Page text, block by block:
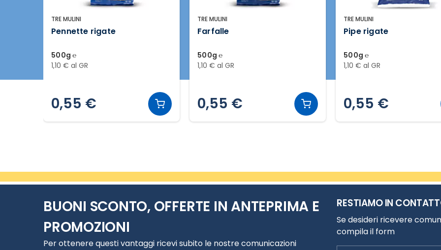
TRE MULINI
Pennette rigate
500g ℮
1,10 € al GR
0,55 €
TRE MULINI
Farfalle
500g ℮
1,10 € al GR
0,55 €
TRE MULINI
Pipe rigate
500g ℮
1,10 € al GR
0,55 €
BUONI SCONTO, OFFERTE IN ANTEPRIMA E
PROMOZIONI
Per ottenere questi vantaggi ricevi subito le nostre comunicazioni
RESTIAMO IN
Se desideri ricevere
compila il form